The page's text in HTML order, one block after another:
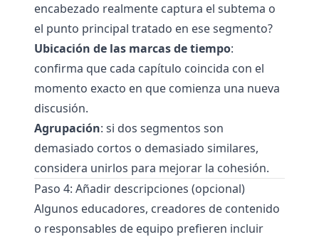
encabezado realmente captura el subtema o
el punto principal tratado en ese segmento?
Ubicación de las marcas de tiempo:
confirma que cada capítulo coincida con el
momento exacto en que comienza una nueva
discusión.
Agrupación: si dos segmentos son
demasiado cortos o demasiado similares,
considera unirlos para mejorar la cohesión.
Paso 4: Añadir descripciones (opcional)
Algunos educadores, creadores de contenido
o responsables de equipo prefieren incluir